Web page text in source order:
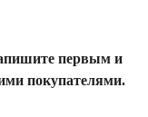
первым и
покупателями.